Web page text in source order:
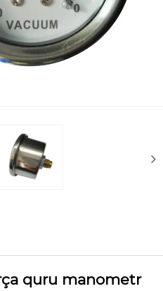
quru manometr